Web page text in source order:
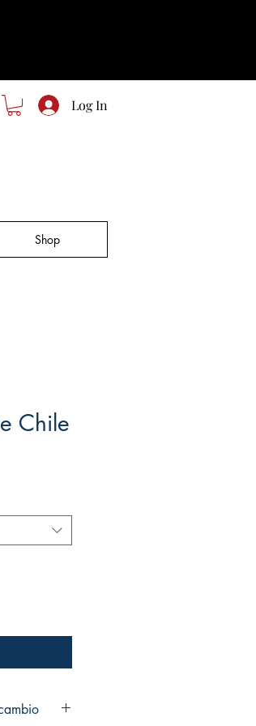
Log In
Shop
Chile